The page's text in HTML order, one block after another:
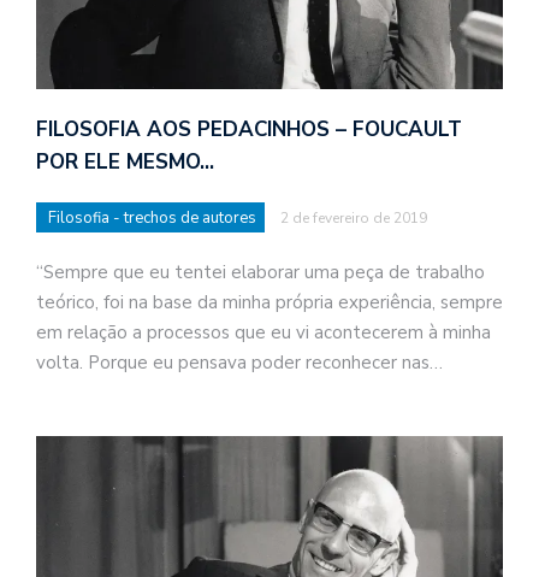
FILOSOFIA AOS PEDACINHOS – FOUCAULT
POR ELE MESMO…
Filosofia - trechos de autores 2 de fevereiro de 2019
“Sempre que eu tentei elaborar uma peça de trabalho
teórico, foi na base da minha própria experiência, sempre
em relação a processos que eu vi acontecerem à minha
volta. Porque eu pensava poder reconhecer nas…